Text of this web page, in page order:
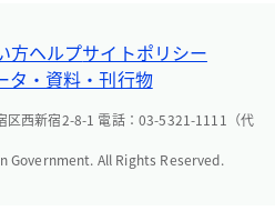
方ヘルプサイトポリシー
タ・資料・刊行物
区西新宿2-8-1 電話：03-5321-1111（代
Government. All Rights Reserved.